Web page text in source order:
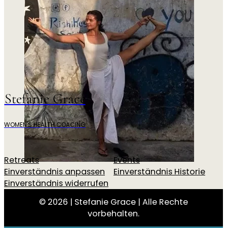
Stefanie Grace
WOMEN'S HEALTH COACING
Retreats
Events
Einverständnis anpassen
Einverständnis Historie
Einverständnis widerrufen
© 2026 | Stefanie Grace | Alle Rechte
vorbehalten.